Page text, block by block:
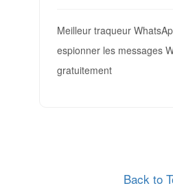
Meilleur traqueur
espionner les messages
gratuitement
Back to